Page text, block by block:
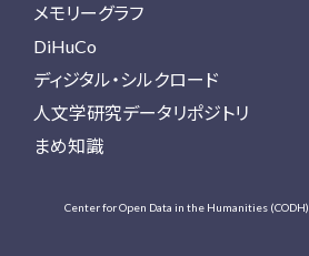
メモリーグラフ
DiHuCo
ディジタル・シルクロード
人文学研究データリポジトリ
まめ知識
Center for Open Data in the Humanities (CODH)